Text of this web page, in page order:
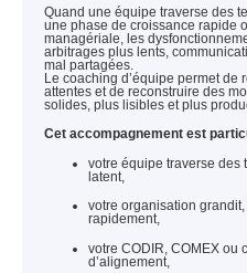
Quand une équipe traverse des
une phase de croissance rapide
managériale, les
arbitrages plus lents,
mal partagées.
Le coaching d’équipe permet de
attentes et de reconstruire des
solides, plus lisibles et plus
Cet accompagnement est
votre équipe traverse des
latent,
votre organisation
rapidement,
votre CODIR, COMEX ou
d’alignement,